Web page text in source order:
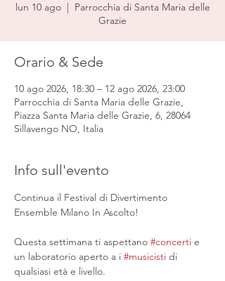
lun 10 ago
  |
Parrocchia di Santa Maria delle
Grazie
Orario & Sede
10 ago 2026, 18:30 – 12 ago 2026, 23:00
Parrocchia di Santa Maria delle Grazie,
Piazza Santa Maria delle Grazie, 6, 28064
Sillavengo NO, Italia
Info sull'evento
Continua il Festival di Divertimento
Ensemble Milano In Ascolto!
Questa settimana ti aspettano #concerti e
un laboratorio aperto a i #musicisti di
qualsiasi età e livello.